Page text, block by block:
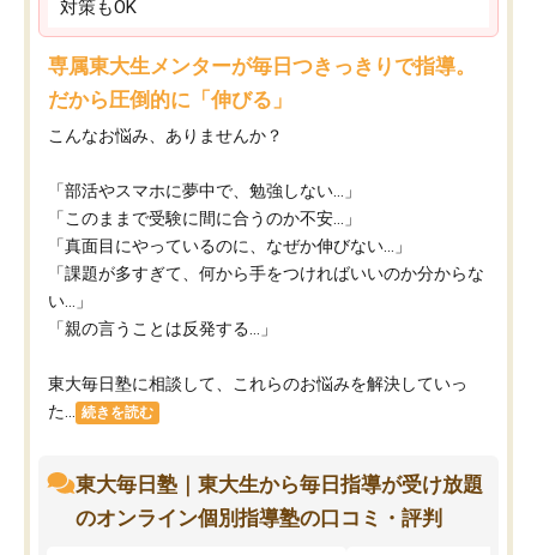
対策もOK
専属東大生メンターが毎日つきっきりで指導。
だから圧倒的に「伸びる」
こんなお悩み、ありませんか？
「部活やスマホに夢中で、勉強しない…」
「このままで受験に間に合うのか不安…」
「真面目にやっているのに、なぜか伸びない…」
「課題が多すぎて、何から手をつければいいのか分からな
い…」
「親の言うことは反発する…」
東大毎日塾に相談して、これらのお悩みを解決していっ
た...
続きを読む
東大毎日塾｜東大生から毎日指導が受け放題
のオンライン個別指導塾の口コミ・評判